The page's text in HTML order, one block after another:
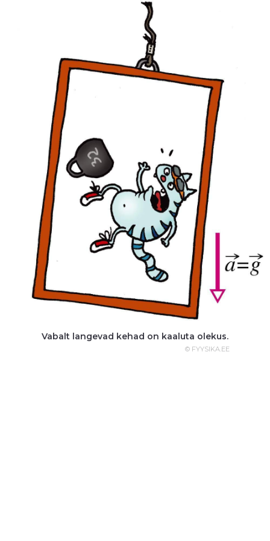
Vabalt langevad kehad on kaaluta olekus.
© FYYSIKA.EE